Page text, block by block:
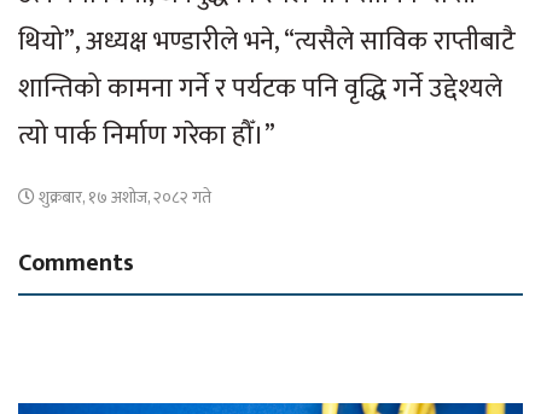
थियो”, अध्यक्ष भण्डारीले भने, “त्यसैले साविक राप्तीबाटै
शान्तिको कामना गर्ने र पर्यटक पनि वृद्धि गर्ने उद्देश्यले
त्यो पार्क निर्माण गरेका हौँ।”
शुक्रबार, १७ अशोज, २०८२ गते
Comments